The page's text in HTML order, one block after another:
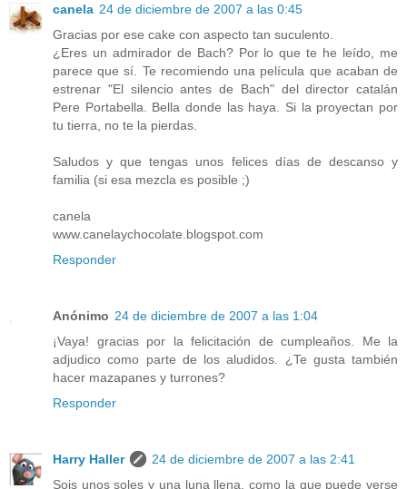
canela 24 de diciembre de 2007 a las 0:45
Gracias por ese cake con aspecto tan suculento.
¿Eres un admirador de Bach? Por lo que te he leído, me
parece que sí. Te recomiendo una película que acaban de
estrenar "El silencio antes de Bach" del director catalán
Pere Portabella. Bella donde las haya. Si la proyectan por
tu tierra, no te la pierdas.
Saludos y que tengas unos felices días de descanso y
familia (si esa mezcla es posible ;)
canela
www.canelaychocolate.blogspot.com
Responder
Anónimo 24 de diciembre de 2007 a las 1:04
¡Vaya! gracias por la felicitación de cumpleaños. Me la
adjudico como parte de los aludidos. ¿Te gusta también
hacer mazapanes y turrones?
Responder
Harry Haller
24 de diciembre de 2007 a las 2:41
Sois unos soles y una luna llena, como la que puede verse